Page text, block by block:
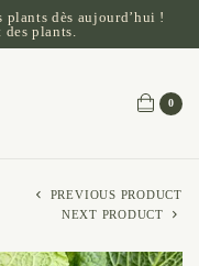
plants dès aujourd’hui !
des plants.
0
PREVIOUS PRODUCT
NEXT PRODUCT